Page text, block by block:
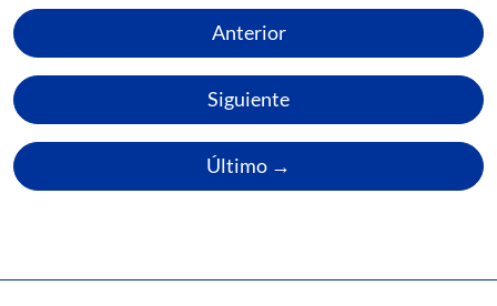
Anterior
Siguiente
Último →